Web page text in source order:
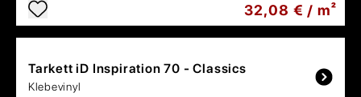
32,08 € / m²
Tarkett iD Inspiration 70 - Classics
Klebevinyl